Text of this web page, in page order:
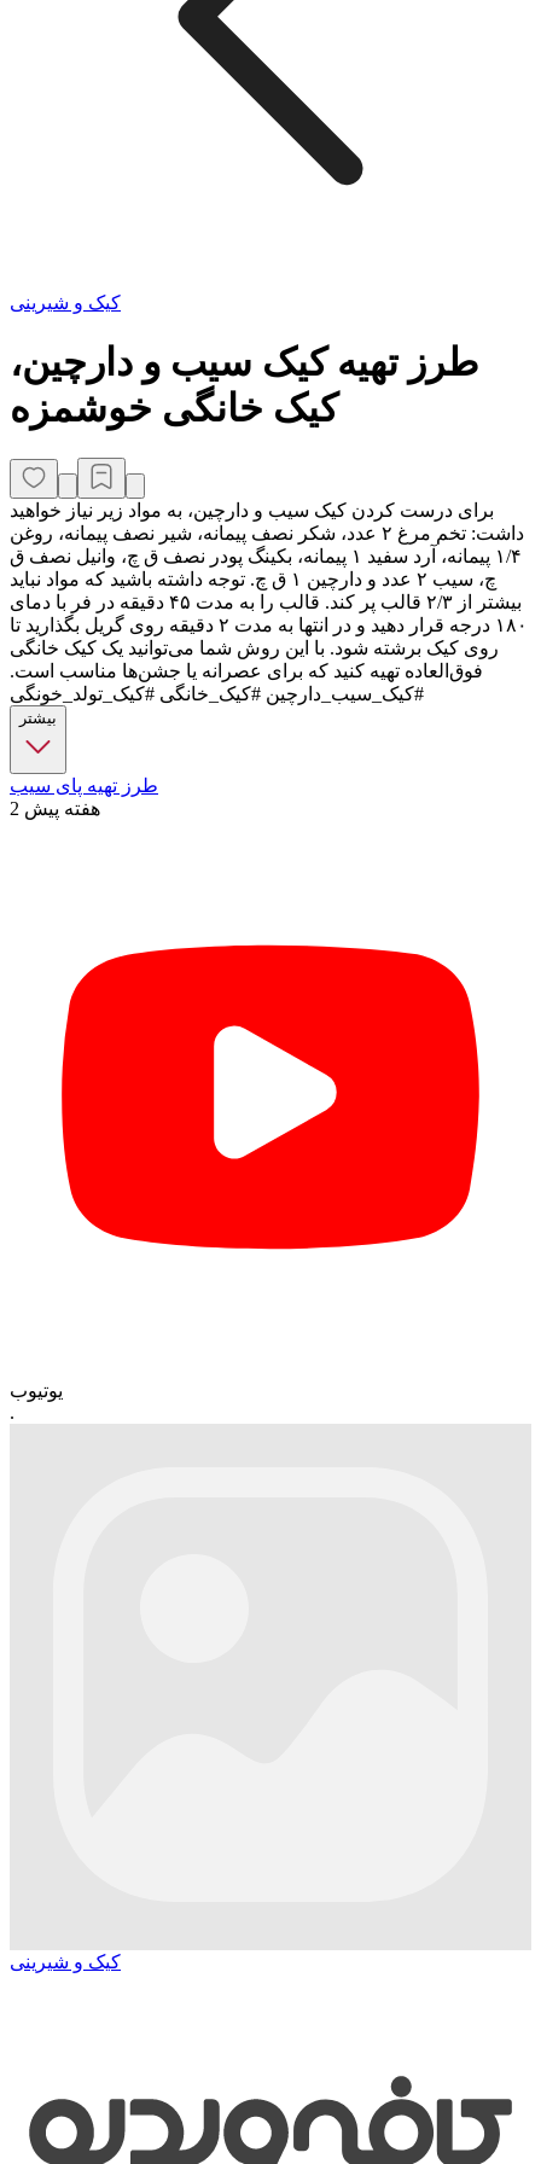
کیک و شیرینی
طرز تهیه کیک سیب و دارچین،
کیک خانگی خوشمزه
برای درست کردن کیک سیب و دارچین، به مواد زیر نیاز خواهید
داشت: تخم مرغ ۲ عدد، شکر نصف پیمانه، شیر نصف پیمانه، روغن
۱/۴ پیمانه، آرد سفید ۱ پیمانه، بکینگ پودر نصف ق چ، وانیل نصف ق
چ، سیب ۲ عدد و دارچین ۱ ق چ. توجه داشته باشید که مواد نباید
بیشتر از ۲/۳ قالب پر کند. قالب را به مدت ۴۵ دقیقه در فر با دمای
۱۸۰ درجه قرار دهید و در انتها به مدت ۲ دقیقه روی گریل بگذارید تا
روی کیک برشته شود. با این روش شما می‌توانید یک کیک خانگی
فوق‌العاده تهیه کنید که برای عصرانه یا جشن‌ها مناسب است.
#کیک_سیب_دارچین #کیک_خانگی #کیک_تولد_خونگی
بیشتر
طرز تهیه پای سیب
2 هفته پیش
یوتیوب
.
کیک و شیرینی